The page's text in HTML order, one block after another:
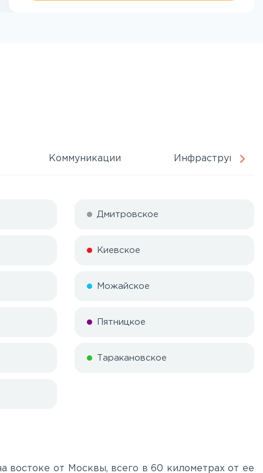
Коммуникации Инфраструктура
Дмитровское
Киевское
Можайское
Пятницкое
Таракановское
востоке от Москвы, всего в 60 километрах от ее